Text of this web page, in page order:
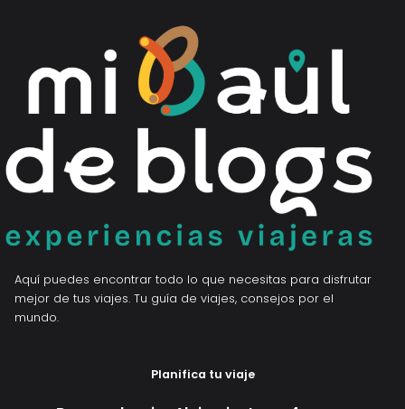
Aquí puedes encontrar todo lo que necesitas para disfrutar
mejor de tus viajes. Tu guía de viajes, consejos por el
mundo.
Planifica tu viaje